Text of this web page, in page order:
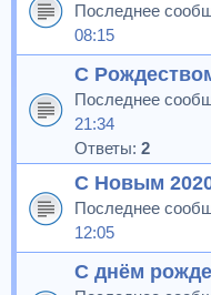
Последнее
08:15
С
Последнее
21:34
Ответы: 2
С Новым
Последнее
12:05
С днём